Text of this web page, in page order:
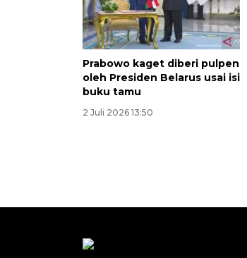
Prabowo kaget diberi pulpen
oleh Presiden Belarus usai isi
buku tamu
2 Juli 2026 13:50